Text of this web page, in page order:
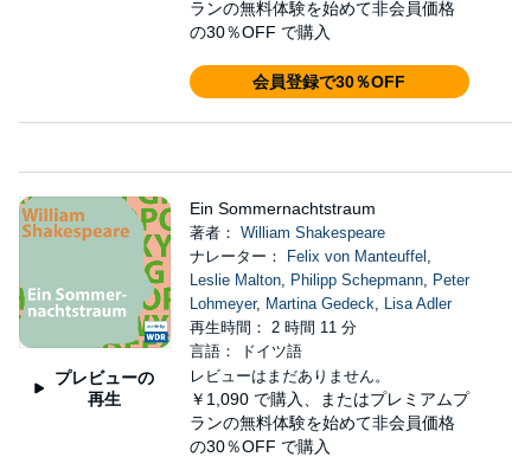
ランの無料体験を始めて非会員価格
の30％OFF で購入
会員登録で30％OFF
プレビューの
再生
Ein Sommernachtstraum
著者： William Shakespeare
ナレーター：
Felix von Manteuffel ,
Leslie Malton, Philipp Schepmann, Peter
Lohmeyer, Martina Gedeck, Lisa Adler
再生時間： 2 時間 11 分
言語： ドイツ語
レビューはまだありません。
￥1,090 で購入、またはプレミアムプ
ランの無料体験を始めて非会員価格
の30％OFF で購入